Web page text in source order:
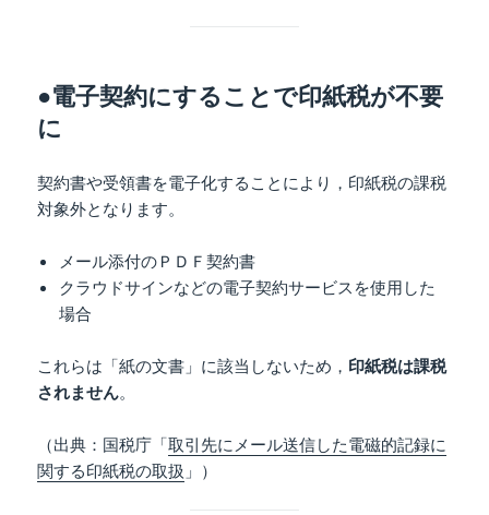
●電子契約にすることで印紙税が不要
に
契約書や受領書を電子化することにより，印紙税の課税
対象外となります。
メール添付のＰＤＦ契約書
クラウドサインなどの電子契約サービスを使用した
場合
これらは「紙の文書」に該当しないため， 印紙税は課税
されません。
（出典：国税庁「取引先にメール送信した電磁的記録に
関する印紙税の取扱 」）